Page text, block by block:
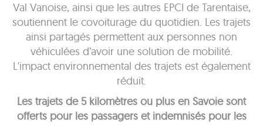
Val Vanoise, ainsi que les autres EPCI de Tarentaise,
soutiennent le covoiturage du quotidien. Les trajets
ainsi partagés permettent aux personnes non
véhiculées d’avoir une solution de mobilité.
L'impact environnemental des trajets est également
réduit.
Les trajets de 5 kilomètres ou plus en Savoie sont
offerts pour les passagers et indemnisés pour les